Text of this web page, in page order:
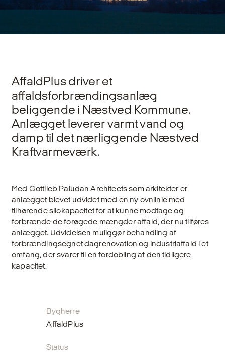
AffaldPlus driver et
affaldsforbrændingsanlæg
beliggende i Næstved Kommune.
Anlægget leverer varmt vand og
damp til det nærliggende Næstved
Kraftvarmeværk.
Med Gottlieb Paludan Architects som arkitekter er
anlægget blevet udvidet med en ny ovnlinie med
tilhørende silokapacitet for at kunne modtage og
forbrænde de forøgede mængder affald, der nu tilføres
anlægget. Udvidelsen muliggør behandling af
forbrændingsegnet dagrenovation og industriaffald i et
omfang, der svarer til en fordobling af den tidligere
kapacitet.
Bygherre
AffaldPlus
Status